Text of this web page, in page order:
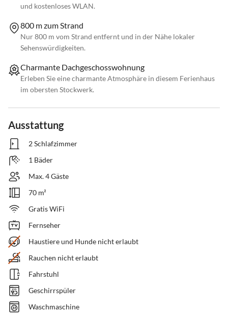
und kostenloses WLAN.
800 m zum Strand
Nur 800 m vom Strand entfernt und in der Nähe lokaler
Sehenswürdigkeiten.
Charmante Dachgeschosswohnung
Erleben Sie eine charmante Atmosphäre in diesem Ferienhaus
im obersten Stockwerk.
Ausstattung
2 Schlafzimmer
1 Bäder
Max. 4 Gäste
70 m²
Gratis WiFi
Fernseher
Haustiere und Hunde nicht erlaubt
Rauchen nicht erlaubt
Fahrstuhl
Geschirrspüler
Waschmaschine